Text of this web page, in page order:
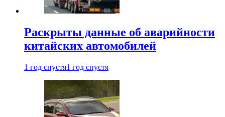
Раскрыты данные об аварийности
китайских автомобилей
1 год спустя1 год спустя